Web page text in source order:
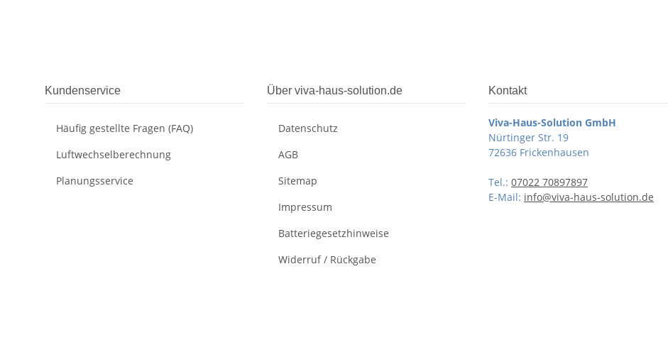
Kundenservice
Häufig gestellte Fragen (FAQ)
Luftwechselberechnung
Planungsservice
Über viva-haus-solution.de
Datenschutz
AGB
Sitemap
Impressum
Batteriegesetzhinweise
Widerruf / Rückgabe
Kontakt
Viva-Haus-Solution GmbH
Nürtinger Str. 19
72636 Frickenhausen
Tel.: 07022 70897897
E-Mail: info@viva-haus-solution.de